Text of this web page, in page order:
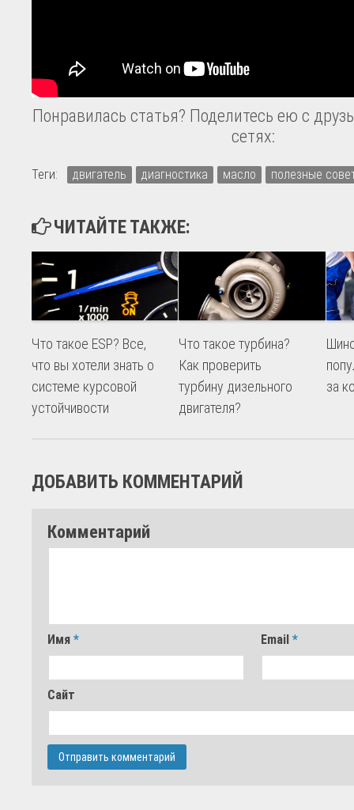
Понравилась статья? Поделитесь ею с
сетях:
Теги: двигатель диагностика масло полезные
ЧИТАЙТЕ ТАКЖЕ:
Что такое ESP? Все,
что вы хотели знать о
системе курсовой
устойчивости
Что такое турбина?
Как проверить
турбину дизельного
двигателя?
за
ДОБАВИТЬ КОММЕНТАРИЙ
Комментарий
Имя * Email*
Сайт